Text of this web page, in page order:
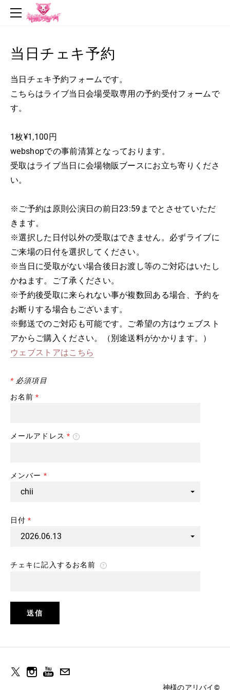
当日チェキ予約
当日チェキ予約フォームです。
こちらはライブ当日会場受取専用の予約受付フォームで
す。
1枚¥1,100円
​webshopでの事前清算となっております。
受取はライブ当日に会場物販ブースにお立ち寄りくださ
い。
※ご予約は原則公演日の前日23:59までとさせていただ
きます。
※選択した日付以外の受取はできません。必ずライブに
ご来場の日付を選択してください。
※当日に受取がない場合後日お渡し等のご対応はいたし
かねます。ご了承ください。
※予約後受取に来られない事が複数回ある場合、予約を
お断りする場合もございます。
※郵送でのご対応も可能です。ご希望の方はウェブスト
アからご購入ください。（別途送料がかかります。）
ウェブストアはこちら
* 必須項目
お名前*
メールアドレス *
メンバー *
日付*
チェキに記入するお名前
送信
神様のアリバイ​©
profile
music
video